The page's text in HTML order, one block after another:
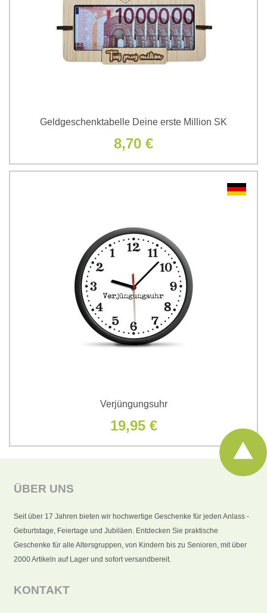
Geldgeschenktabelle Deine erste Million SK
8,70 €
Verjüngungsuhr
19,95 €
ÜBER UNS
Seit über 17 Jahren bieten wir hochwertige Geschenke für jeden Anlass -
Geburtstage, Feiertage und Jubiläen. Entdecken Sie praktische
Geschenke für alle Altersgruppen, von Kindern bis zu Senioren, mit über
2000 Artikeln auf Lager und sofort versandbereit.
KONTAKT